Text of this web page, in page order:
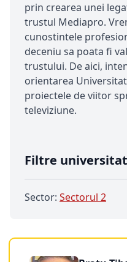
prin crearea unei
trustul Mediapro.
cunostintele
deceniu sa poata fi
trustului. De aici,
orientarea
proiectele de viitor
televiziune.
Filtre
Sector: Sectorul 2